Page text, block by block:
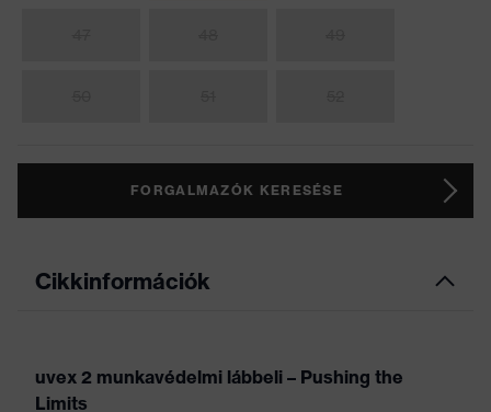
FORGALMAZÓK KERESÉSE
Cikkinformációk
uvex 2 munkavédelmi lábbeli – Pushing the
Limits